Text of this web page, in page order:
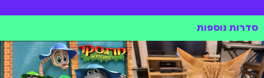
סדרות נוספות